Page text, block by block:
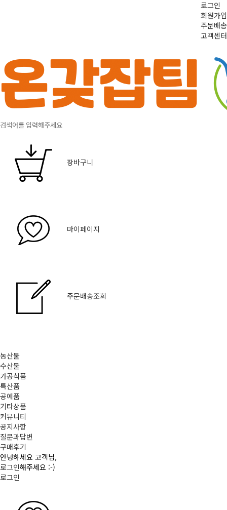
로그인
회원가입
주문배송
고객센터
장바구니
마이페이지
주문배송조회
농산물
수산물
가공식품
특산품
공예품
기타상품
커뮤니티
공지사항
질문과답변
구매후기
안녕하세요 고객님,
로그인해주세요 :-)
로그인